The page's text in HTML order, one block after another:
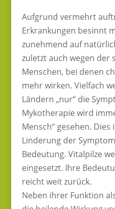
Aufgrund vermehrt
Erkrankungen besinnt
zunehmend auf
zuletzt auch wegen der
Menschen, bei denen
mehr wirken. Vielfach
Ländern „nur“ die
Mykotherapie wird
Mensch“ gesehen.
Linderung der
Bedeutung. Vitalpilze
eingesetzt. Ihre
reicht weit zurück.
Neben ihrer Funktion